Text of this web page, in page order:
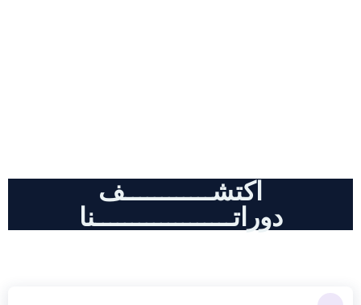
اكتشــــــــــــف
دوراتـــــــــــــــــــنا